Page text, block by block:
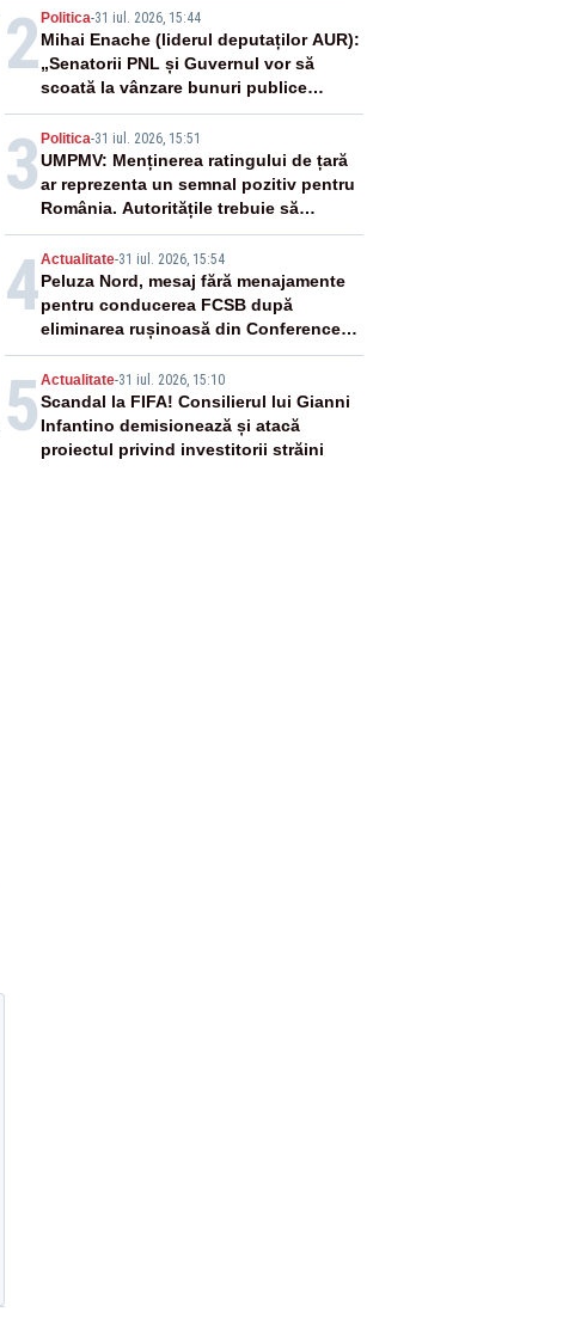
2 Politica-31 iul. 2026, 15:44
Mihai Enache (liderul deputaților AUR):
„Senatorii PNL și Guvernul vor să
scoată la vânzare bunuri publice
pentru a stinge datoriile pentru
vaccinurile Pfizer!”
3 Politica-31 iul. 2026, 15:51
UMPMV: Menținerea ratingului de țară
ar reprezenta un semnal pozitiv pentru
România. Autoritățile trebuie să
continue consolidarea stabilității
economice și financiare
4Actualitate-31 iul. 2026, 15:54
Peluza Nord, mesaj fără menajamente
pentru conducerea FCSB după
eliminarea rușinoasă din Conference
League
5 Actualitate-31 iul. 2026, 15:10
Scandal la FIFA! Consilierul lui Gianni
Infantino demisionează și atacă
proiectul privind investitorii străini